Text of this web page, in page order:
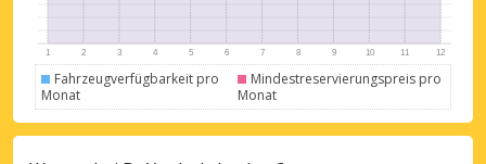
Fahrzeugverfügbarkeit pro
Monat
Mindestreservierungspreis pro
Monat